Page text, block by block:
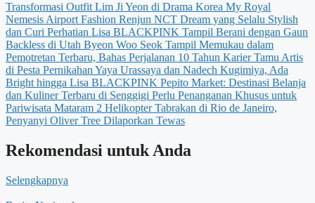
Transformasi Outfit Lim Ji Yeon di Drama Korea My Royal
Nemesis Airport Fashion Renjun NCT Dream yang Selalu Stylish
dan Curi Perhatian Lisa BLACKPINK Tampil Berani dengan Gaun
Backless di Utah Byeon Woo Seok Tampil Memukau dalam
Pemotretan Terbaru, Bahas Perjalanan 10 Tahun KarierTamu Artis
di Pesta Pernikahan Yaya Urassaya dan Nadech Kugimiya, Ada
Bright hingga Lisa BLACKPINK Pepito Market: Destinasi Belanja
dan Kuliner Terbaru di Senggigi Perlu Penanganan Khusus untuk
Pariwisata Mataram 2 Helikopter Tabrakan di Rio de Janeiro,
Penyanyi Oliver Tree Dilaporkan Tewas
Rekomendasi untuk Anda
Selengkapnya